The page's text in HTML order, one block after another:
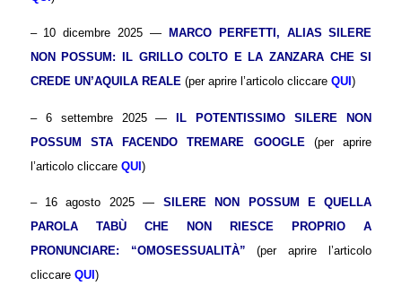
– 10 dicembre 2025 —
MARCO PERFETTI, ALIAS SILERE
NON POSSUM: IL GRILLO COLTO E LA ZANZARA CHE SI
CREDE UN’AQUILA REALE(per aprire l’articolo cliccare QUI )
– 6 settembre 2025 —
IL POTENTISSIMO SILERE NON
POSSUM STA FACENDO TREMARE GOOGLE(per aprire
l’articolo cliccare QUI )
– 16 agosto 2025 — SILERE NON POSSUM
E QUELLA
PAROLA TABÙ CHE NON RIESCE PROPRIO A
PRONUNCIARE: “OMOSESSUALITÀ” (per aprire l’articolo
cliccare QUI )